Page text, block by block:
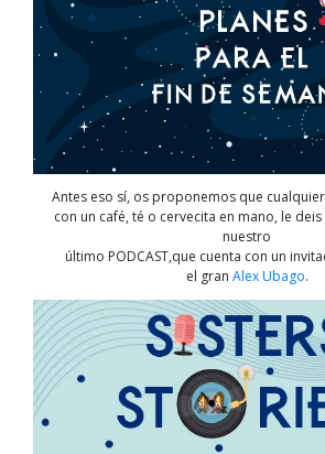
Antes eso sí, os proponemos que
con un café, té o cervecita en mano, le
nuestro
último PODCAST,que cuenta con un
el gran Alex Ubago.